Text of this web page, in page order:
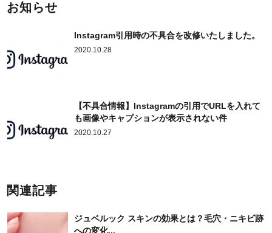
お知らせ
Instagram引用時の不具合を改修いたしました。
2020.10.28
【不具合情報】Instagramの引用でURLを入れて
も画像やキャプションが表示されない件
2020.10.27
関連記事
ジュベルック スキンの効果とは？毛穴・ニキビ跡
への変化...